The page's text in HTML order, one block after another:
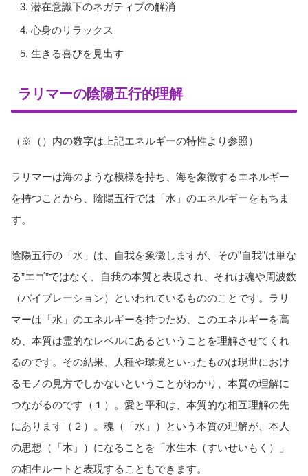
潜在意識下のネガティブの解消
心身のリラックス
生きる喜びを見出す
ラリマーの陰陽五行的理解
（※（）内の数字は上記エネルギーの特性より参照）
ラリマーは海のような模様を持ち、海を象徴するエネルギー
を持つことから、陰陽五行では「水」のエネルギーをもちま
す。
陰陽五行の「水」は、自我を象徴しますが、その”自我”は単な
る”エゴ”ではなく、自我の本質と表現され、それは魂や周波数
（バイブレーション）といわれているもののことです。ラリ
マーは「水」のエネルギーを持つため、このエネルギーを高
め、本質は霊的なレベルにあるということを理解させてくれ
るのです。その結果、人種や環境といったものは現世におけ
るモノの見方でしかないということがわかり、本質の理解に
つながるのです（１）。愛と平和は、本質的な相互理解の先
にあります（２）。魂（「水」）という本質の理解が、本人
の思想（「木」）になることを「水生木（すいせいもく）」
の相生ルートと表現することもできます。